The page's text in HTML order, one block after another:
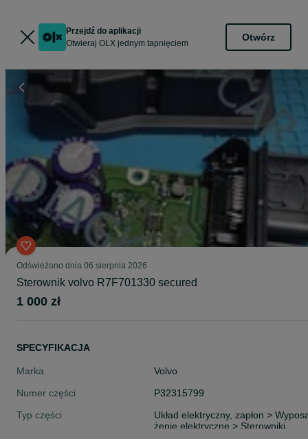
Przejdź do aplikacji
Otwieraj OLX jednym tapnięciem
Otwórz
Odświeżono dnia 06 sierpnia 2026
Sterownik volvo R7F701330 secured
1 000 zł
SPECYFIKACJA
Marka
Volvo
Numer części
P32315799
Typ części
Układ elektryczny, zapłon >
żenie elektryczne > Sterowniki